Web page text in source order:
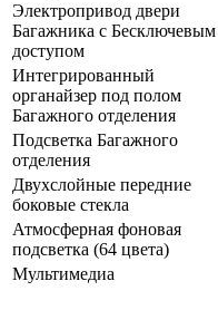
Электропривод двери
Багажника с Бесключевым
доступом
Интегрированный
органайзер под полом
Багажного отделения
Подсветка Багажного
отделения
Двухслойные передние
боковые стекла
Атмосферная фоновая
подсветка (64 цвета)
Мультимедиа